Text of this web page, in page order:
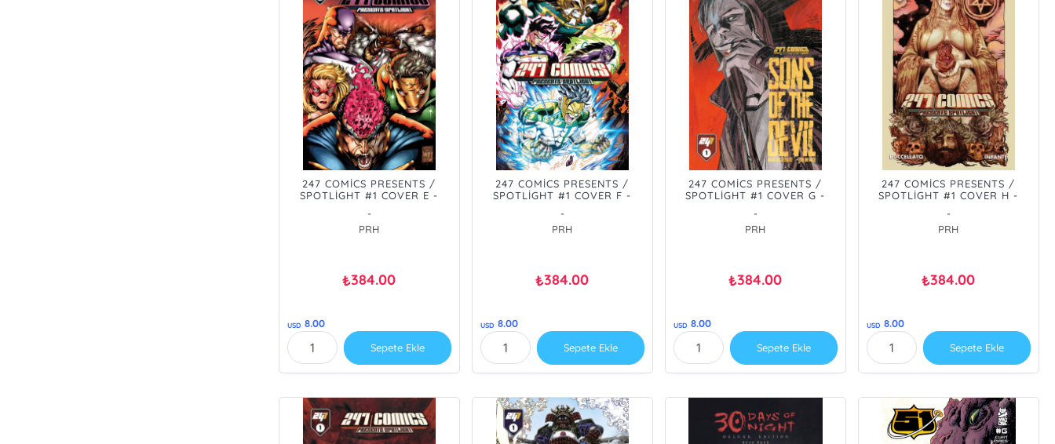
247 COMİCS PRESENTS /
SPOTLİGHT #1 COVER E -
SİPARİŞ [AUG26]
-
PRH
₺384.00
USD 8.00
Sepete Ekle
247 COMİCS PRESENTS /
SPOTLİGHT #1 COVER F -
ORDER/ÖN SİPARİŞ [AUG26]
-
PRH
₺384.00
USD 8.00
Sepete Ekle
247 COMİCS PRESENTS /
SPOTLİGHT #1 COVER G -
ORDER/ÖN SİPARİŞ [AUG26]
-
PRH
₺384.00
USD 8.00
Sepete Ekle
247 COMİCS PRESENTS /
SPOTLİGHT #1 COVER H -
VAR - PRE ORDER/ÖN
SİPARİŞ [AUG26]
-
PRH
₺384.00
USD 8.00
Sepete Ekle